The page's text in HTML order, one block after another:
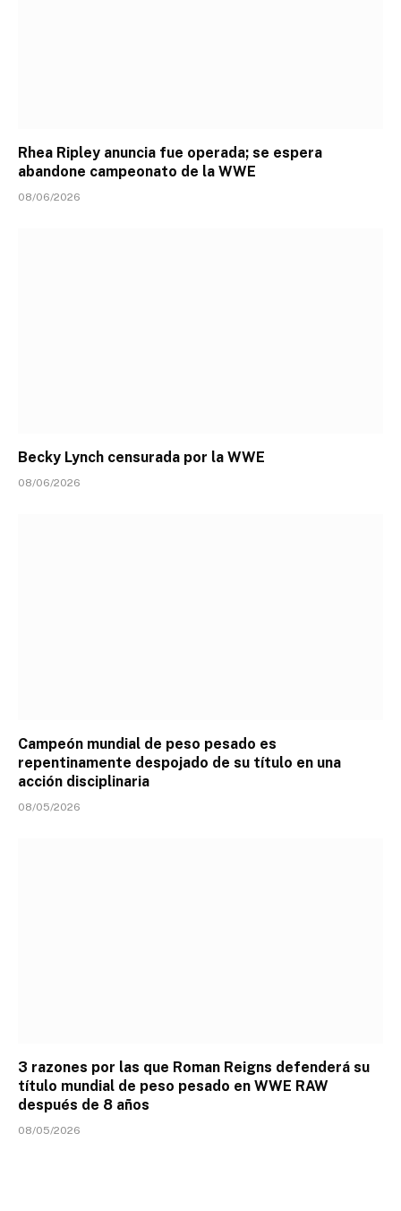
Rhea Ripley anuncia fue operada; se espera
abandone campeonato de la WWE
08/06/2026
Becky Lynch censurada por la WWE
08/06/2026
Campeón mundial de peso pesado es
repentinamente despojado de su título en una
acción disciplinaria
08/05/2026
3 razones por las que Roman Reigns defenderá su
título mundial de peso pesado en WWE RAW
después de 8 años
08/05/2026